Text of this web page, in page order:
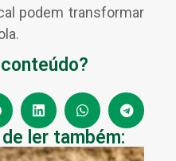
podem transformar
ler também: